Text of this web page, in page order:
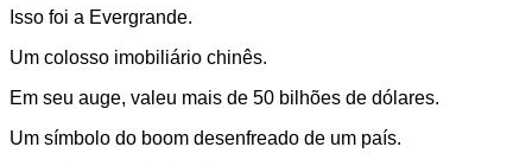
Isso foi a Evergrande.
Um colosso imobiliário chinês.
Em seu auge, valeu mais de 50 bilhões de dólares.
Um símbolo do boom desenfreado de um país.